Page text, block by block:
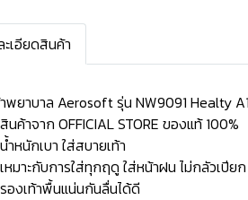
ะเอียดสินค้า
าพยาบาล Aerosoft รุ่น NW9091 Healty
สินค้าจาก OFFICIAL STORE ของแท้ 100%
น้ำหนักเบา ใส่สบายเท้า
เหมาะกับการใส่ทุกฤดู ใส่หน้าฝน ไม่กลัวเปีย
รองเท้าพื้นแน่นกันลื่นได้ดี